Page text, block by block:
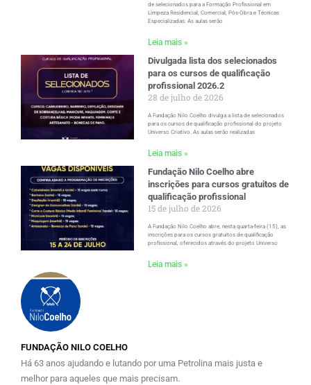
FUNDAÇÃO NILO COELHO
Há 63 anos ajudando e lutando por uma Petrolina mais justa e
melhor para aqueles que mais precisam.
de selecionados para a Formação Profissional em
Limpeza Residencial, Comercial, Pós-Obra e Técnicas
Especializadas. As aulas serão
Leia mais »
Divulgada lista dos selecionados
para os cursos de qualificação
profissional 2026.2
28 de julho de 2026
A Fundação Nilo Coelho divulga a lista de selecionados
para os cursos de qualificação profissional do projeto
Universo Criativo. As aulas serão realizadas
Leia mais »
Fundação Nilo Coelho abre
inscrições para cursos gratuitos de
qualificação profissional
15 de julho de 2026
A Fundação Nilo Coelho abre, nesta quarta-feira (15), as
inscrições para os cursos gratuitos de qualificação
profissional, oferecidos através do projeto Universo
Leia mais »